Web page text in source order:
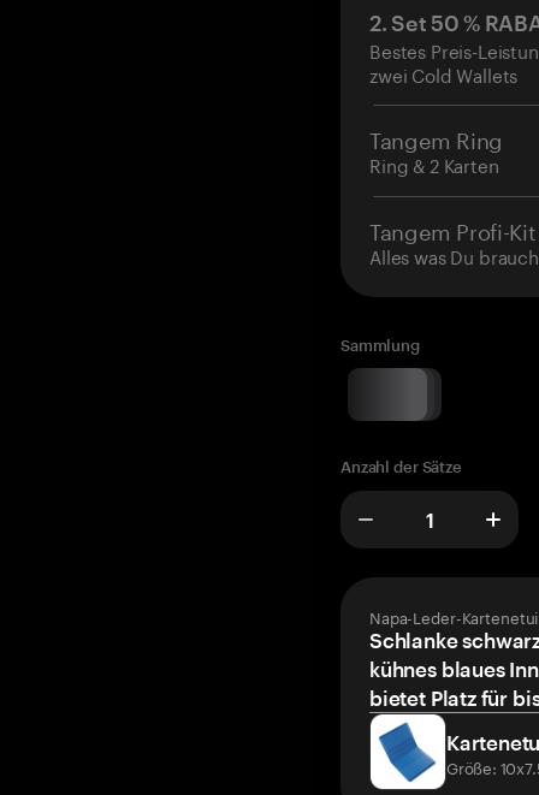
2. Set 50 %
Bestes Preis-
zwei Cold Wallets
Tangem Ring
Ring & 2 Karten
Tangem Profi-Kit
Alles was Du
Sammlung
Anzahl der Sätze
Napa-Leder-
Schlanke
kühnes blaues
bietet Platz für
Größe: